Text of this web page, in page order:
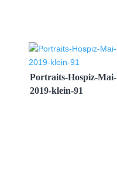
Portraits-Hospiz-Mai-
2019-klein-91